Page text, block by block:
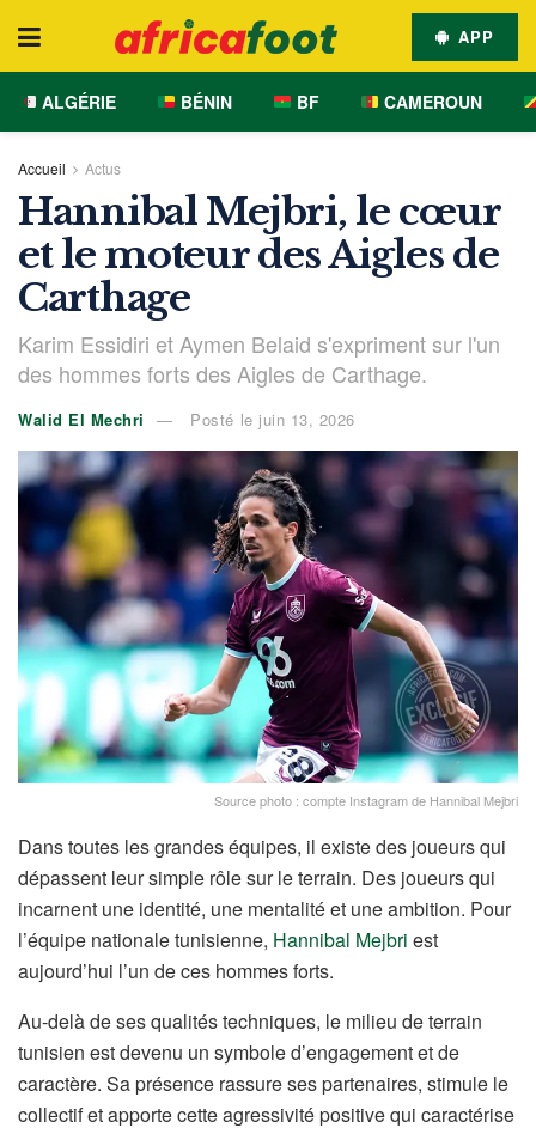
APP
ALGÉRIE BÉNIN BF CAMEROUN
Accueil Actus
Hannibal Mejbri, le cœur
et le moteur des Aigles de
Carthage
Karim Essidiri et Aymen Belaid s'expriment sur l'un
des hommes forts des Aigles de Carthage.
Walid El Mechri Posté le juin 13, 2026
Source photo : compte Instagram de Hannibal Mejbri
Dans toutes les grandes équipes, il existe des joueurs qui
dépassent leur simple rôle sur le terrain. Des joueurs qui
incarnent une identité, une mentalité et une ambition. Pour
l’équipe nationale tunisienne, Hannibal Mejbri est
aujourd’hui l’un de ces hommes forts.
Au-delà de ses qualités techniques, le milieu de terrain
tunisien est devenu un symbole d’engagement et de
caractère. Sa présence rassure ses partenaires, stimule le
collectif et apporte cette agressivité positive qui caractérise